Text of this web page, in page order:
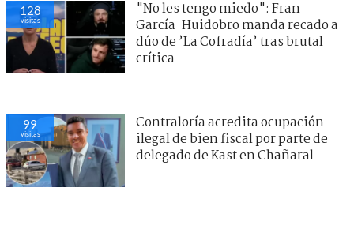
128
visitas
"No les tengo miedo": Fran
García-Huidobro manda recado a
dúo de ’La Cofradía’ tras brutal
crítica
99
visitas
Contraloría acredita ocupación
ilegal de bien fiscal por parte de
delegado de Kast en Chañaral